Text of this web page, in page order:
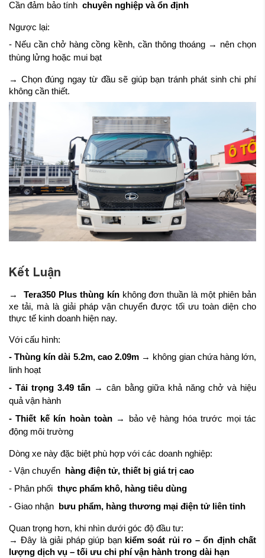
Cần đảm bảo tính chuyên nghiệp và ổn định
Ngược lại:
- Nếu cần chở hàng cồng kềnh, cần thông thoáng → nên chọn
thùng lửng hoặc mui bạt
→ Chọn đúng ngay từ đầu sẽ giúp bạn tránh phát sinh chi phí
không cần thiết.
Kết Luận
→ Tera350 Plus thùng kín không đơn thuần là một phiên bản
xe tải, mà là giải pháp vận chuyển được tối ưu toàn diện cho
thực tế kinh doanh hiện nay.
Với cấu hình:
- Thùng kín dài 5.2m, cao 2.09m → không gian chứa hàng lớn,
linh hoạt
- Tải trọng 3.49 tấn → cân bằng giữa khả năng chở và hiệu
quả vận hành
- Thiết kế kín hoàn toàn → bảo vệ hàng hóa trước mọi tác
động môi trường
Dòng xe này đặc biệt phù hợp với các doanh nghiệp:
- Vận chuyển
hàng điện tử, thiết bị giá trị cao
- Phân phối thực phẩm khô, hàng tiêu dùng
- Giao nhận
bưu phẩm, hàng thương mại điện tử liên tỉnh
Quan trọng hơn, khi nhìn dưới góc độ đầu tư:
→ Đây là giải pháp giúp bạn kiểm soát rủi ro – ổn định chất
lượng dịch vụ – tối ưu chi phí vận hành trong dài hạn